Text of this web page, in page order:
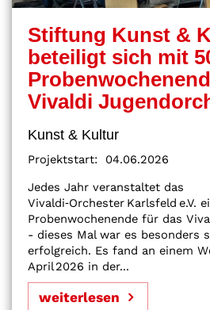
Stiftung Kunst &
beteiligt sich mit
Vivaldi
Kunst & Kultur
Projektstart:
04.06.2026
Jedes Jahr veranstaltet das
Vivaldi‑Orchester Karlsfeld e.V.
Probenwochenende für das
- dieses Mal war es besonders
erfolgreich. Es fand an einem
April 2026 in der...
weiterlesen